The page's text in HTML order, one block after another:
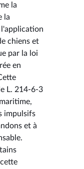
la
la
chiens et
par la loi
en
L. 214-6-3
impulsifs
et à